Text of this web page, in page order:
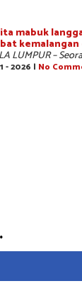
mabuk
kemalangan
LUMPUR –
- 2026 | No